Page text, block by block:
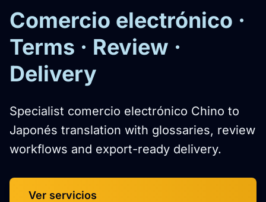
Comercio electrónico ·
Terms · Review ·
Delivery
Specialist comercio electrónico Chino to
Japonés translation with glossaries, review
workflows and export-ready delivery.
Ver servicios